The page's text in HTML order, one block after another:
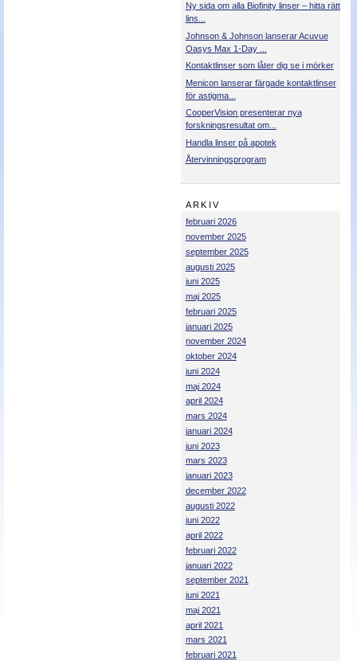
Ny sida om alla Biofinity linser – hitta rätt
lins...
Johnson & Johnson lanserar Acuvue
Oasys Max 1-Day ...
Kontaktlinser som låter dig se i mörker
Menicon lanserar färgade kontaktlinser
för astigma...
CooperVision presenterar nya
forskningsresultat om...
Handla linser på apotek
Återvinningsprogram
ARKIV
februari 2026
november 2025
september 2025
augusti 2025
juni 2025
maj 2025
februari 2025
januari 2025
november 2024
oktober 2024
juni 2024
maj 2024
april 2024
mars 2024
januari 2024
juni 2023
mars 2023
januari 2023
december 2022
augusti 2022
juni 2022
april 2022
februari 2022
januari 2022
september 2021
juni 2021
maj 2021
april 2021
mars 2021
februari 2021